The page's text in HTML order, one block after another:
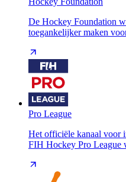
De Hockey Foundation
toegankelijker maken
Pro League
Het officiële kanaal voor
FIH Hockey Pro League